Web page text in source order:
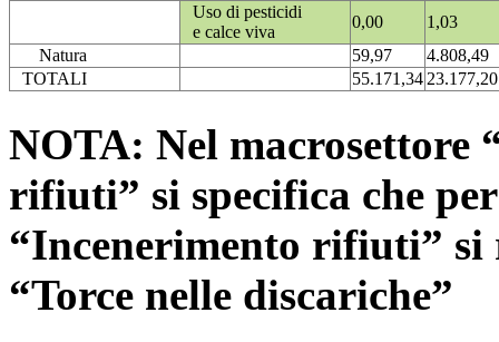
Uso di pesticidi
e calce viva
0,00
1,03
Natura
59,97
4.808,49
TOTALI
55.171,3423.177,20
NOTA: Nel macrosettore
rifiuti” si specifica che
“Incenerimento rifiuti”
“Torce nelle discariche”